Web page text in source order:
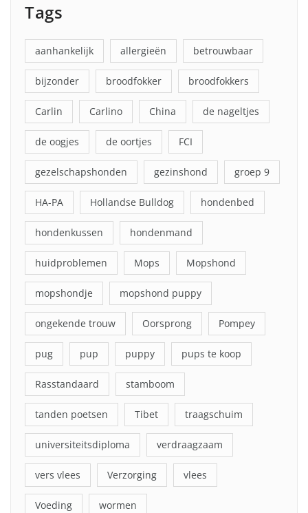
Tags
aanhankelijk allergieën betrouwbaar
bijzonder broodfokker broodfokkers
Carlin Carlino China de nageltjes
de oogjes de oortjes FCI
gezelschapshonden gezinshond groep 9
HA-PA Hollandse Bulldog hondenbed
hondenkussen hondenmand
huidproblemen Mops Mopshond
mopshondje mopshond puppy
ongekende trouw Oorsprong Pompey
pug pup puppy pups te koop
Rasstandaard stamboom
tanden poetsen Tibet traagschuim
universiteitsdiploma verdraagzaam
vers vlees Verzorging vlees
Voeding wormen